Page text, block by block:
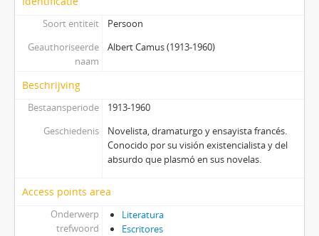
Soort entiteit
Persoon
Geauthoriseerde
naam
Albert Camus (1913-1960)
Beschrijving
Bestaansperiode
1913-1960
Geschiedenis
Novelista, dramaturgo y ensayista francés.
Conocido por su visión existencialista y del
absurdo que plasmó en sus novelas.
Access points area
Onderwerp
trefwoord
Literatura
Escritores